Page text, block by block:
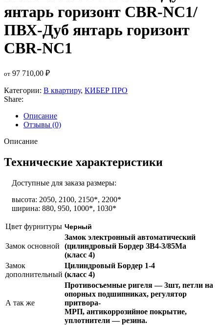
янтарь горизонт CBR-NC1/
ПВХ-Дуб янтарь горизонт
CBR-NC1
от 97 710,00 ₽
Категории: В квартиру, КИБЕР ПРО
Share:
Описание
Отзывы (0)
Описание
Технические характеристики
Доступные для заказа размеры:
высота: 2050, 2100, 2150*, 2200*
ширина: 880, 950, 1000*, 1030*
Цвет фурнитуры Черный
Замок основной
Замок электронный автоматический
(цилиндровый Бордер ЗВ4-3/85Ма
(класс 4)
Замок
дополнительный
Цилиндровый Бордер 1-4
(класс 4)
А так же
Противосъемные ригеля — 3шт, петли на
опорных подшипниках, регулятор
притвора-
МРП, антикоррозийное покрытие,
уплотнители — резина.